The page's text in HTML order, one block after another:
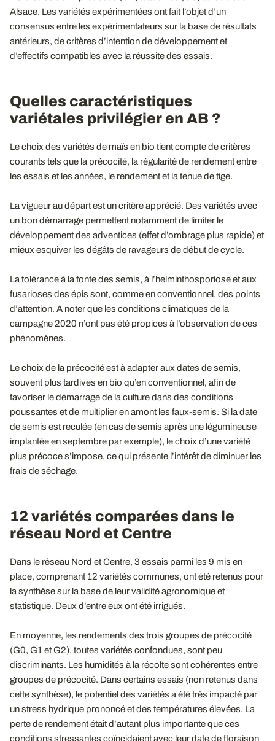
Alsace. Les variétés expérimentées ont fait l’objet d’un
consensus entre les expérimentateurs sur la base de résultats
antérieurs, de critères d’intention de développement et
d’effectifs compatibles avec la réussite des essais.
Quelles caractéristiques
variétales privilégier en AB ?
Le choix des variétés de maïs en bio tient compte de critères
courants tels que la précocité, la régularité de rendement entre
les essais et les années, le rendement et la tenue de tige.
La vigueur au départ est un critère apprécié. Des variétés avec
un bon démarrage permettent notamment de limiter le
développement des adventices (effet d’ombrage plus rapide) et
mieux esquiver les dégâts de ravageurs de début de cycle.
La tolérance à la fonte des semis, à l’helminthosporiose et aux
fusarioses des épis sont, comme en conventionnel, des points
d’attention. A noter que les conditions climatiques de la
campagne 2020 n’ont pas été propices à l’observation de ces
phénomènes.
Le choix de la précocité est à adapter aux dates de semis,
souvent plus tardives en bio qu’en conventionnel, afin de
favoriser le démarrage de la culture dans des conditions
poussantes et de multiplier en amont les faux-semis. Si la date
de semis est reculée (en cas de semis après une légumineuse
implantée en septembre par exemple), le choix d’une variété
plus précoce s’impose, ce qui présente l’intérêt de diminuer les
frais de séchage.
12 variétés comparées dans le
réseau Nord et Centre
Dans le réseau Nord et Centre, 3 essais parmi les 9 mis en
place, comprenant 12 variétés communes, ont été retenus pour
la synthèse sur la base de leur validité agronomique et
statistique. Deux d’entre eux ont été irrigués.
En moyenne, les rendements des trois groupes de précocité
(G0, G1 et G2), toutes variétés confondues, sont peu
discriminants. Les humidités à la récolte sont cohérentes entre
groupes de précocité. Dans certains essais (non retenus dans
cette synthèse), le potentiel des variétés a été très impacté par
un stress hydrique prononcé et des températures élevées. La
perte de rendement était d’autant plus importante que ces
conditions stressantes coïncidaient avec leur date de floraison